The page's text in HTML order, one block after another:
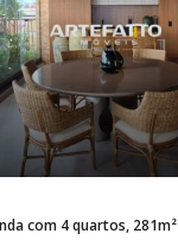
com 4 quartos, 281m²